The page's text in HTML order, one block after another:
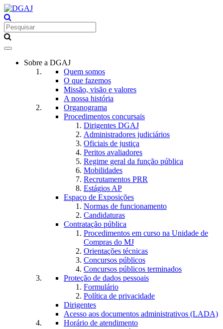
Toggle
navigationSobre a DGAJ
Quem somos
O que fazemos
Missão, visão e valores
A nossa história
Organograma
Procedimentos concursais
Dirigentes DGAJ
Administradores judiciários
Oficiais de justiça
Peritos avaliadores
Regime geral da função pública
Mobilidades
Recrutamentos PRR
Estágios AP
Espaço de Exposições
Normas de funcionamento
Candidaturas
Contratação pública
Procedimentos em curso na Unidade de
Compras do MJ
Orientações técnicas
Concursos públicos
Concursos públicos terminados
Proteção de dados pessoais
Formulário
Política de privacidade
Dirigentes
Acesso aos documentos administrativos (LADA)
Horário de atendimento